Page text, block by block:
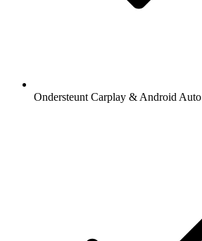
Ondersteunt Carplay & Android Auto